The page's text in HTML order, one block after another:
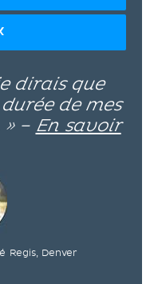
dirais que
de mes
– En savoir
Regis, Denver